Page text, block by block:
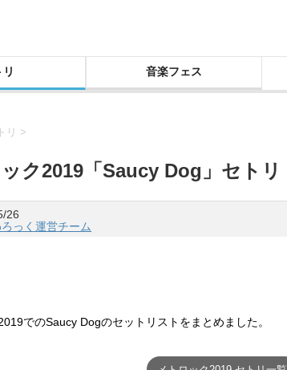
音楽フェス
リ >
ク2019「Saucy Dog」セトリ
26
っく運営チーム
でのSaucy Dogのセットリストをまとめました。